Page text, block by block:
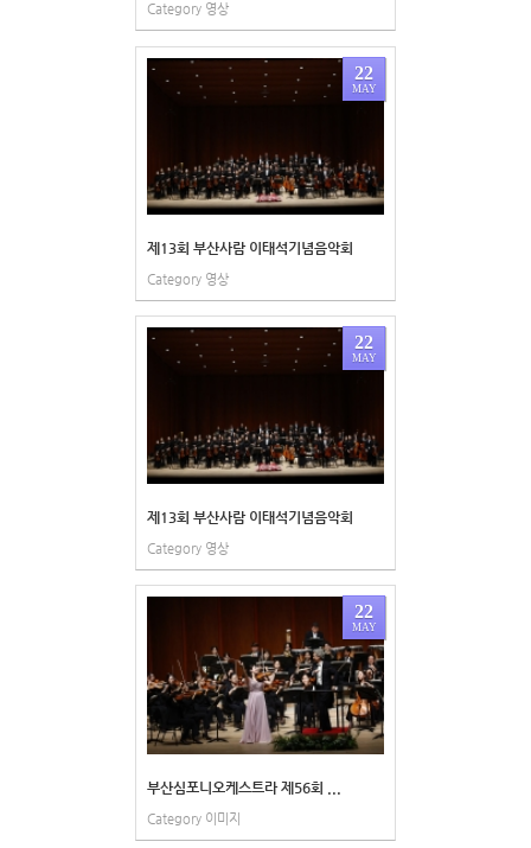
Category 영상
22
MAY
제13회 부산사람 이태석기념음악회
Category 영상
22
MAY
제13회 부산사람 이태석기념음악회
Category 영상
22
MAY
부산심포니오케스트라 제56회 ...
Category 이미지